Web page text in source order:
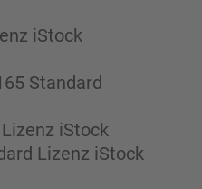
iStock
Standard
iStock
Lizenz iStock